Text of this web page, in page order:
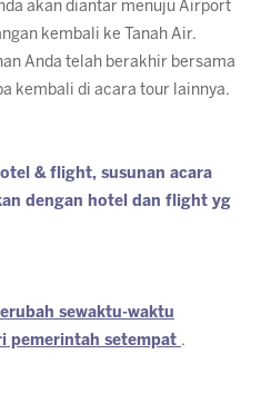
akan diantar menuju Airport
kembali ke Tanah Air.
Anda telah berakhir bersama
kembali di acara tour lainnya.
& flight, susunan acara
dengan hotel dan flight yg
sewaktu-waktu
pemerintah setempat .